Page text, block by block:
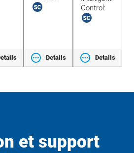
Details
Control:
Details
et support